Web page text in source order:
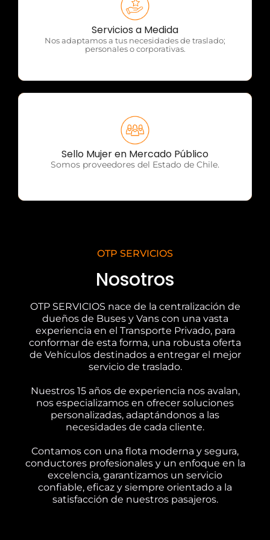
Servicios a Medida
Nos adaptamos a tus necesidades de traslado;
personales o corporativas.
OTP Servicios
Sello Mujer en Mercado Público
Somos proveedores del Estado de Chile.
OTP Servicios
OTP SERVICIOS
Nosotros
OTP SERVICIOS nace de la centralización de
dueños de Buses y Vans con una vasta
experiencia en el Transporte Privado, para
conformar de esta forma, una robusta oferta
de Vehículos destinados a entregar el mejor
servicio de traslado.
Nuestros 15 años de experiencia nos avalan,
nos especializamos en ofrecer soluciones
personalizadas, adaptándonos a las
necesidades de cada cliente.
Contamos con una flota moderna y segura,
conductores profesionales y un enfoque en la
excelencia, garantizamos un servicio
confiable, eficaz y siempre orientado a la
satisfacción de nuestros pasajeros.